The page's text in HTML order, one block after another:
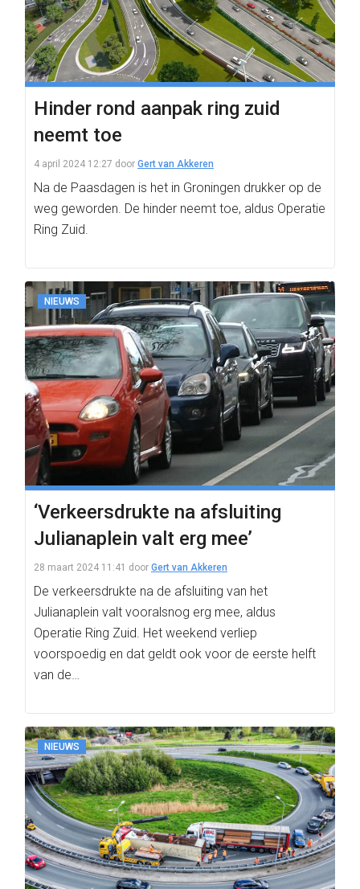
Hinder rond aanpak ring zuid
neemt toe
4 april 2024 12:27 door Gert van Akkeren
Na de Paasdagen is het in Groningen drukker op de
weg geworden. De hinder neemt toe, aldus Operatie
Ring Zuid.
NIEUWS
‘Verkeersdrukte na afsluiting
Julianaplein valt erg mee’
28 maart 2024 11:41 door Gert van Akkeren
De verkeersdrukte na de afsluiting van het
Julianaplein valt vooralsnog erg mee, aldus
Operatie Ring Zuid. Het weekend verliep
voorspoedig en dat geldt ook voor de eerste helft
van de…
NIEUWS